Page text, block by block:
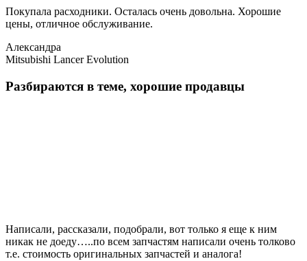
Покупала расходники. Осталась очень довольна. Хорошие
цены, отличное обслуживание.
Александра
Mitsubishi Lancer Evolution
Разбираются в теме, хорошие продавцы
Написали, рассказали, подобрали, вот только я еще к ним
никак не доеду…..по всем запчастям написали очень толково
т.е. стоимость оригинальных запчастей и аналога!